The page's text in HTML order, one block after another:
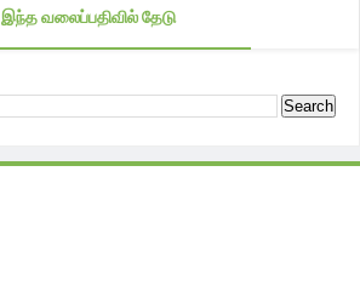
இந்த வலைப்பதிவில் தேடு